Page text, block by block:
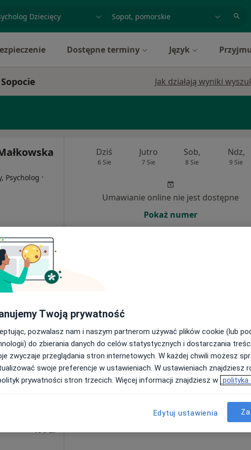
Dostępne terminy Język
Jak działają wyniki
Psycholog ·
190 zł
Dziś
6 Sie
Jutro
7 Sie
Sob,
8 Sie
Ndz,
9 Sie
Umawianie online nie jest dostępne
Pokaż numer
Sztuka
·Więcej
190 zł
Dziś
6 Sie 7 Sie 8 Sie 9 Sie
Umawianie online nie jest dostępne
Pokaż profil
Twoją prywatność
pozwalasz nam i naszym partnerom używać plików cookie (lub
do zbierania danych do celów statystycznych i dostarczania
zwyczaje przeglądania stron internetowych. W każdej chwili możesz
swoje preferencje w ustawieniach. W ustawieniach znajdziesz
prywatności stron trzecich. Więcej informacji znajdziesz w polityka
Edytuj ustawienia